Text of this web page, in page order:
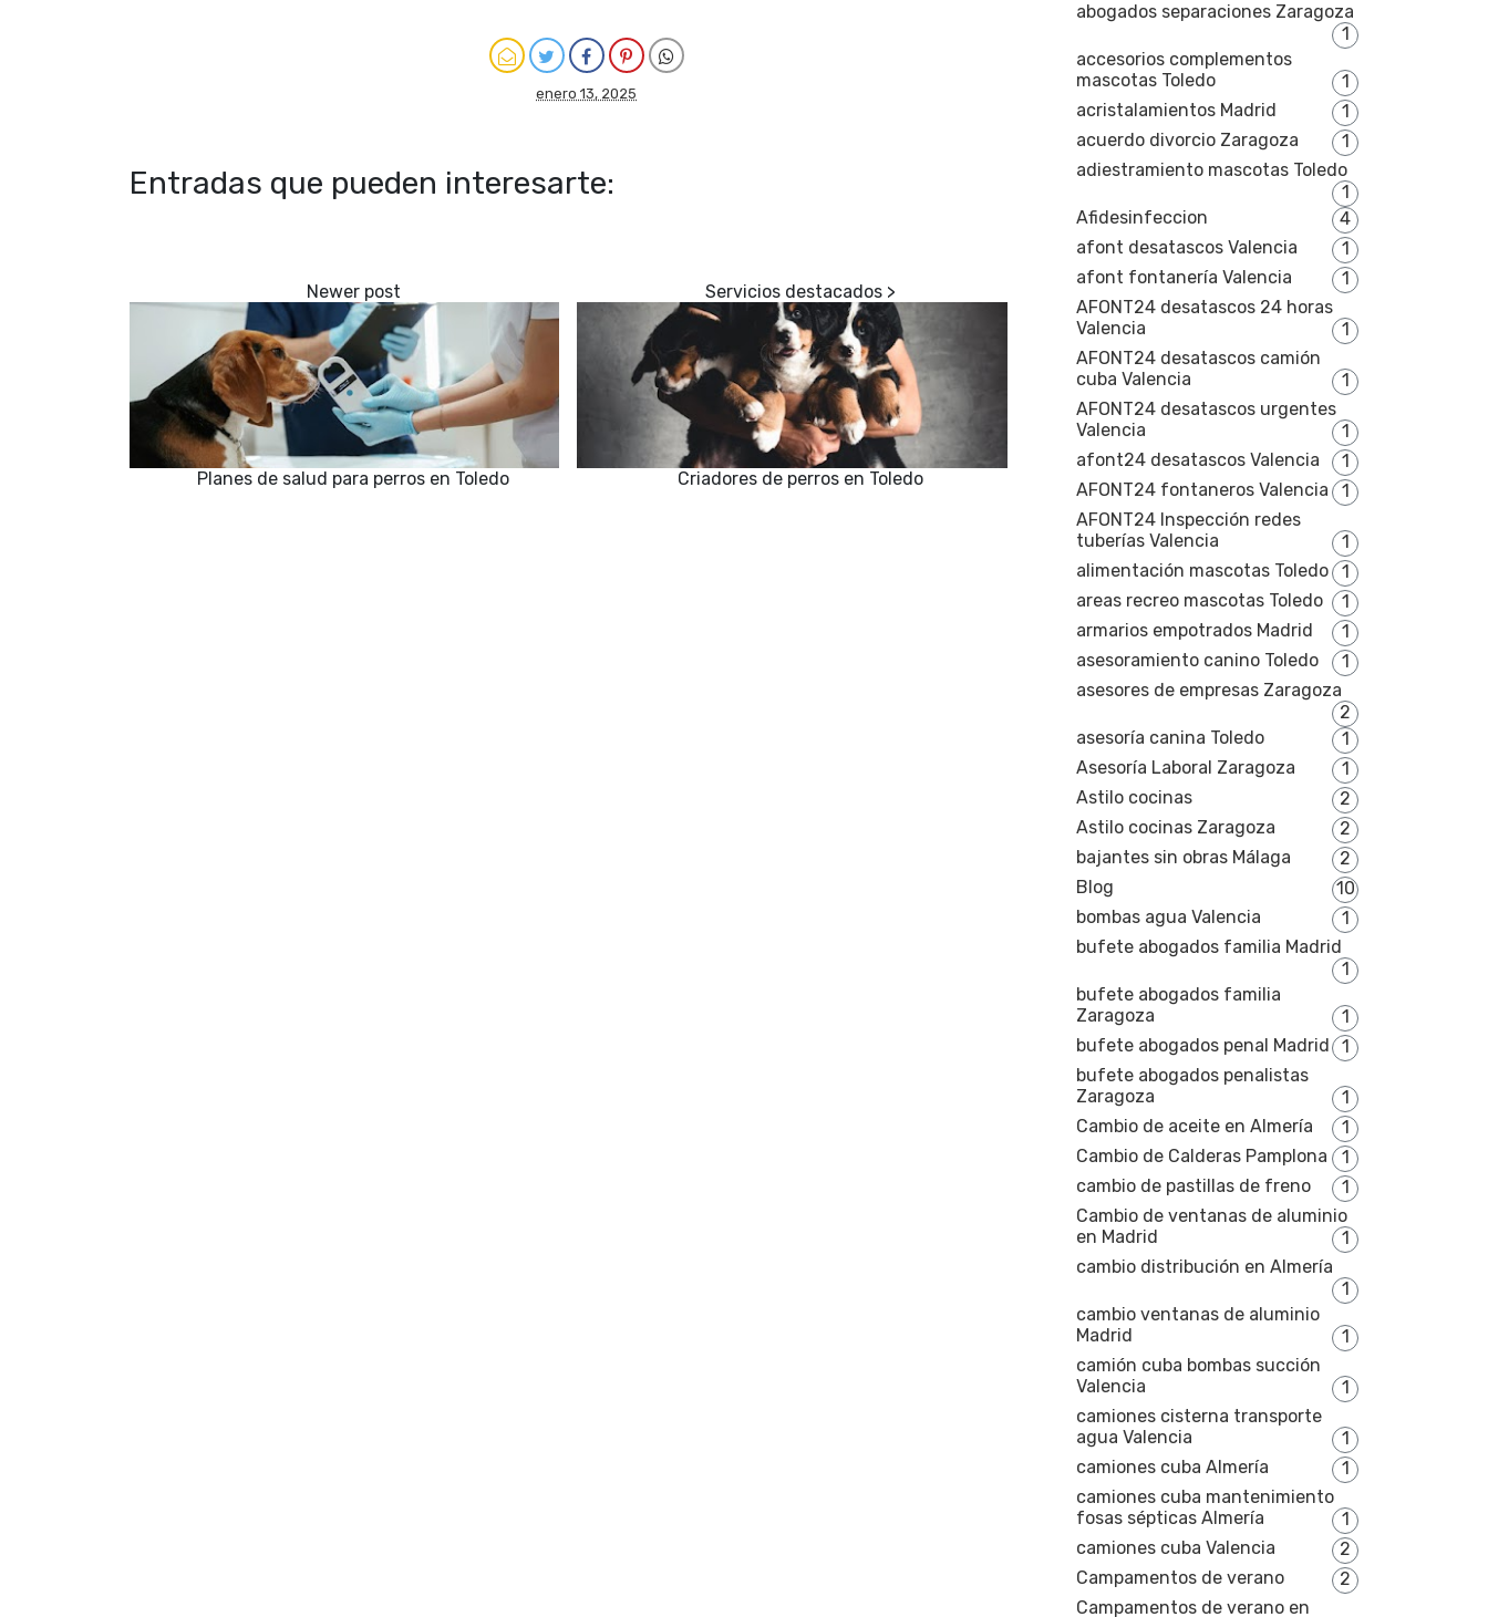
enero 13, 2025
Entradas que pueden interesarte:
Planes de salud para perros en Toledo Criadores de perros en Toledo
abogados separaciones Zaragoza
1
accesorios complementos
mascotas Toledo
1
acristalamientos Madrid
1
acuerdo divorcio Zaragoza
1
adiestramiento mascotas Toledo
1
Afidesinfeccion
4
afont desatascos Valencia
1
afont fontanería Valencia
1
AFONT24 desatascos 24 horas
Valencia
1
AFONT24 desatascos camión
cuba Valencia
1
AFONT24 desatascos urgentes
Valencia
1
afont24 desatascos Valencia
1
AFONT24 fontaneros Valencia
1
AFONT24 Inspección redes
tuberías Valencia
1
alimentación mascotas Toledo
1
areas recreo mascotas Toledo
1
armarios empotrados Madrid
1
asesoramiento canino Toledo
1
asesores de empresas Zaragoza
2
asesoría canina Toledo
1
Asesoría Laboral Zaragoza
1
Astilo cocinas
2
Astilo cocinas Zaragoza
2
bajantes sin obras Málaga
2
Blog
10
bombas agua Valencia
1
bufete abogados familia Madrid
1
bufete abogados familia
Zaragoza
1
bufete abogados penal Madrid
1
bufete abogados penalistas
Zaragoza
1
Cambio de aceite en Almería
1
Cambio de Calderas Pamplona
1
cambio de pastillas de freno
1
Cambio de ventanas de aluminio
en Madrid
1
cambio distribución en Almería
1
cambio ventanas de aluminio
Madrid
1
camión cuba bombas succión
Valencia
1
camiones cisterna transporte
agua Valencia
1
camiones cuba Almería
1
camiones cuba mantenimiento
fosas sépticas Almería
1
camiones cuba Valencia
2
Campamentos de verano
2
Campamentos de verano en